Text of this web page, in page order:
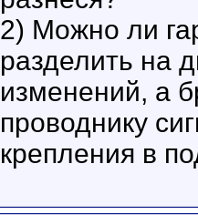
2) Можно ли
разделить на
изменений, а
проводнику
крепления в